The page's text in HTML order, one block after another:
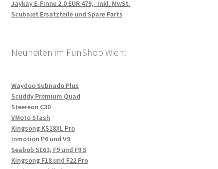
Jaykay E-Finne 2.0 EUR 479,- inkl. MwSt.
Scubajet Ersatzteile und Spare Parts
Neuheiten im FunShop Wien:
Waydoo Subnado Plus
Scuddy Premium Quad
Steereon C30
VMoto Stash
Kingsong KS18XL Pro
Inmotion P6 und V9
Seabob SE63, F9 und F9 S
Kingsong F18 und F22 Pro